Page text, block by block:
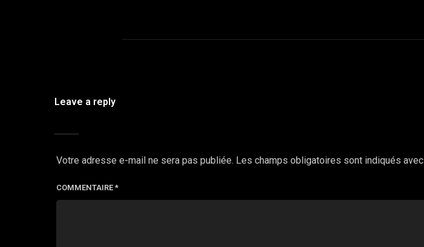
Leave a reply
Votre adresse e-mail ne sera pas publiée. Les champs obligatoires sont indiqués avec
COMMENTAIRE *